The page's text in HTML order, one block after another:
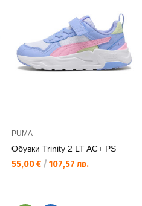
PUMA
Обувки Trinity 2 LT AC+ PS
Текуща цена:
55,00 € / 107,57 лв.